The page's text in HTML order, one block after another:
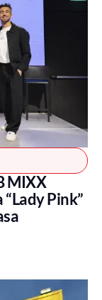
MIXX
Pink”